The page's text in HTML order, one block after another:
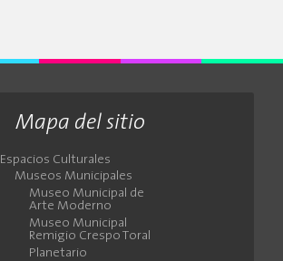
Mapa del sitio
Espacios Culturales
Museos Municipales
Museo Municipal de
Arte Moderno
Museo Municipal
Remigio Crespo Toral
Planetario